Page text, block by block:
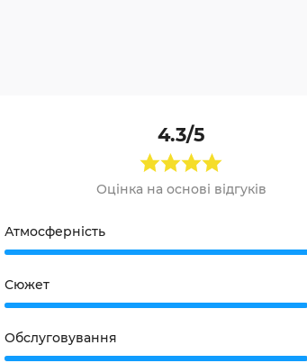
4.3/5
Оцінка на основі відгуків
Атмосферність
Сюжет
Обслуговування